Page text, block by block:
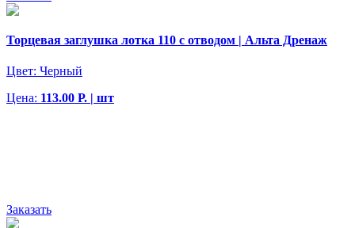
Торцевая заглушка лотка 110 с отводом | Альта Дренаж
Цвет: Черный
Цена: 113.00 Р. | шт
Заказать